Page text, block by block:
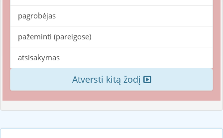
pagrobėjas
pažeminti (pareigose)
atsisakymas
Atversti kitą žodį